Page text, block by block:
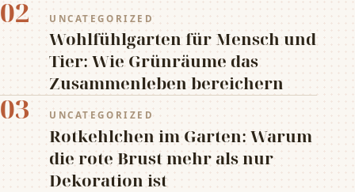
02 UNCATEGORIZED
Wohlfühlgarten für Mensch und
Tier: Wie Grünräume das
Zusammenleben bereichern
03 UNCATEGORIZED
Rotkehlchen im Garten: Warum
die rote Brust mehr als nur
Dekoration ist